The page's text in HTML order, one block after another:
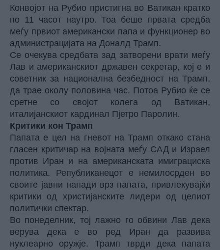
Конвојот наРубио пристигна во Ватикан кратко
по 11 часот наутро. Тоа беше првата средба
меѓу првиот американски папа и функционер во
администрацијата на Доналд Трамп.
Се очекува средбата зад затворени врати меѓу
Лав и американскиот државен секретар, кој е и
советник за национална безбедност на Трамп,
да трае околу половина час. Потоа Рубио ќе се
сретне со својот колега од Ватикан,
италијанскиот кардинал Пјетро Паролин.
Критики кон Трамп
Папата е цел на гневот на Трамп откако стана
гласен критичар на војната меѓу САД и Израел
против Иран и на американската имиграциска
политика. Републиканецот е немилосрден во
своите јавни напади врз папата, привлекувајќи
критики од христијанските лидери од целиот
политички спектар.
Во понеделник, тој лажно го обвини Лав дека
верува дека е во ред Иран да развива
нуклеарно оружје. Трамп тврди дека папата